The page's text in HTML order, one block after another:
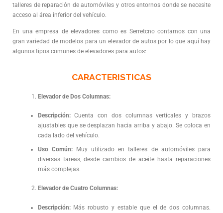
talleres de reparación de automóviles y otros entornos donde se necesite
acceso al área inferior del vehículo.
En una empresa de elevadores como es Serretcno contamos con una
gran variedad de modelos para un elevador de autos por lo que aquí hay
algunos tipos comunes de elevadores para autos:
CARACTERISTICAS
Elevador de Dos Columnas:
Descripción:Cuenta con dos columnas verticales y brazos
ajustables que se desplazan hacia arriba y abajo. Se coloca en
cada lado del vehículo.
Uso Común:Muy utilizado en talleres de automóviles para
diversas tareas, desde cambios de aceite hasta reparaciones
más complejas.
Elevador de Cuatro Columnas:
Descripción:Más robusto y estable que el de dos columnas.